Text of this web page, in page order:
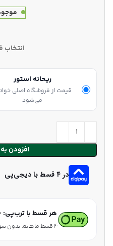
انتخاب
ریحانه استور
قیمت از فروشگاه اصلی
می‌شود
افزودن
در ۴ قسط با دیجی‌پی
هر قسط با ترب‌پی:
۴ قسط ماهانه. بدون سود، چک و ضامن.